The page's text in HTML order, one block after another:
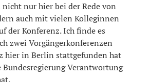
nicht nur hier bei der Rede von
auch mit vielen Kolleginnen
der Konferenz. Ich finde es
zwei Vorgängerkonferenzen
hier in Berlin stattgefunden hat
Bundesregierung Verantwortung